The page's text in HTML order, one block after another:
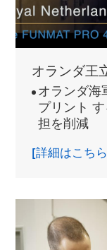
オランダ王
オランダ海
プリント
担を削減
[詳細はこち